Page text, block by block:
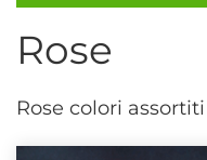
Rose
Rose colori assortiti